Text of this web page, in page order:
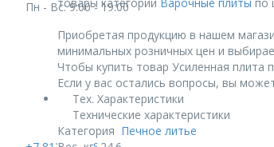
Пн - Вс: 9:00 - 19:00
Приобретая продукцию в нашем
минимальных розничных цен и
Чтобы купить товар Усиленная плита
Если у вас остались вопросы, вы
Тех. Характеристики
Технические характеристики
Категория Печное литье